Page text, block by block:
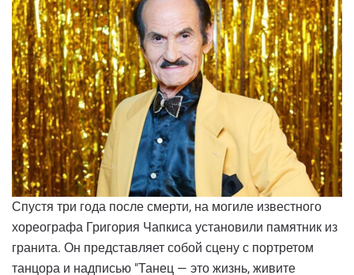
Спустя три года после смерти, на могиле известного
хореографа Григория Чапкиса установили памятник из
гранита. Он представляет собой сцену с портретом
танцора и надписью "Танец — это жизнь, живите